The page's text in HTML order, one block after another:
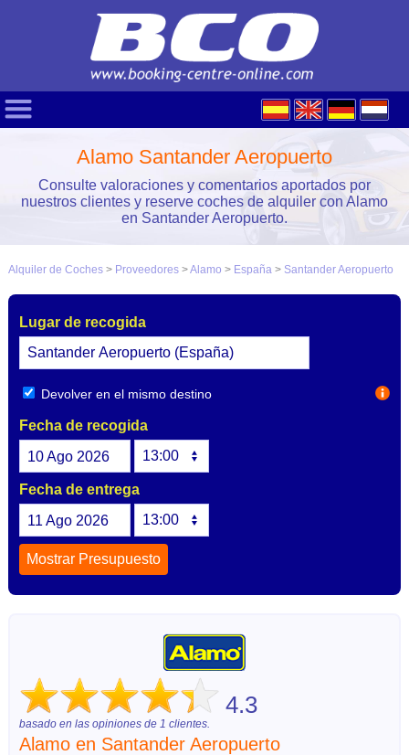
Alamo Santander Aeropuerto
Consulte valoraciones y comentarios aportados por
nuestros clientes y reserve coches de alquiler con Alamo
en Santander Aeropuerto.
Alquiler de Coches> Proveedores>Alamo > España > Santander Aeropuerto
Lugar de recogida
Devolver en el mismo destino
Fecha de recogida
10Ago 2026
Fecha de entrega
11 Ago 2026
4.3
basado en las opiniones de 1 clientes.
Alamo en Santander Aeropuerto